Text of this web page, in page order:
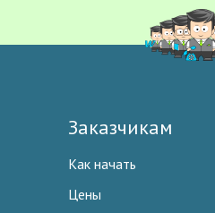
Заказчикам
Как начать
Цены